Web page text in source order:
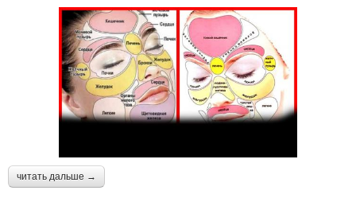
читать дальше →